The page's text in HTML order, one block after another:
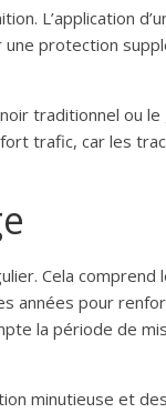
L’application
une protection
traditionnel ou le
trafic, car les
Cela comprend
années pour
la période de
minutieuse et